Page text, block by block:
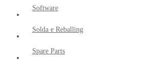
Software
Solda e Reballing
Spare Parts